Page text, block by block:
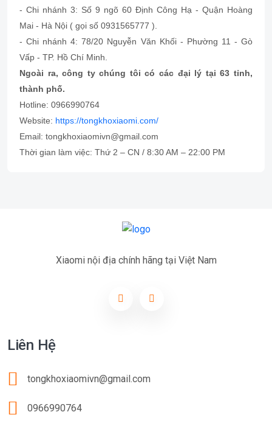
- Chi nhánh 3: Số 9 ngõ 60 Định Công Hạ - Quận Hoàng
Mai - Hà Nội ( gọi số 0931565777 ).
- Chi nhánh 4: 78/20 Nguyễn Văn Khối - Phường 11 - Gò
Vấp - TP. Hồ Chí Minh.
Ngoài ra, công ty chúng tôi có các đại lý tại 63 tỉnh,
thành phố.
Hotline: 0966990764
Website: https://tongkhoxiaomi.com/
Email: tongkhoxiaomivn@gmail.com
Thời gian làm việc: Thứ 2 – CN / 8:30 AM – 22:00 PM
Xiaomi nội địa chính hãng tại Việt Nam
Liên Hệ
tongkhoxiaomivn@gmail.com
0966990764